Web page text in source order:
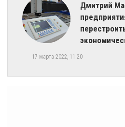
​Дмитрий
17 марта 2022, 11:20